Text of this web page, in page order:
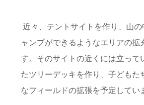
近々、テントサイトを作り、山の
ャンプができるようなエリアの拡
す。そのサイトの近くには立って
たツリーデッキを作り、子どもた
なフィールドの拡張を予定してい